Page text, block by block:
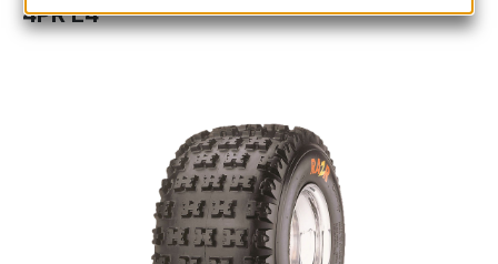
4PR E4
Ignorer la galerie d'images